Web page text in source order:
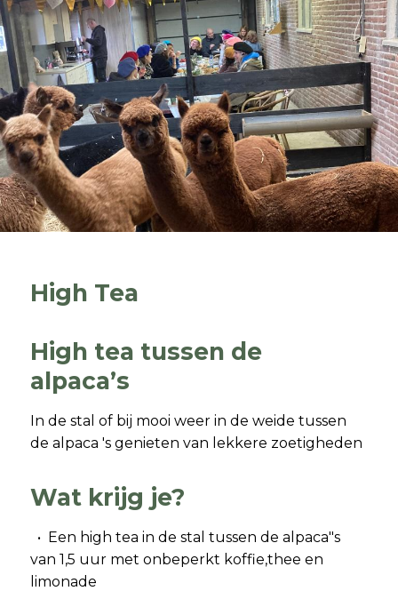
High Tea
High tea tussen de
alpaca’s
In de stal of bij mooi weer in de weide tussen
de alpaca 's genieten van lekkere zoetigheden
Wat krijg je?
• Een high tea in de stal tussen de alpaca"s
van 1,5 uur met onbeperkt koffie,thee en
limonade